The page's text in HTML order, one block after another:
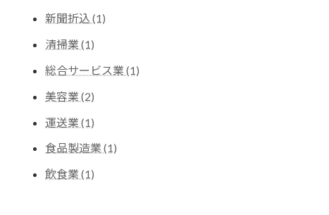
新聞折込 (1)
清掃業 (1)
総合サービス業 (1)
美容業 (2)
運送業 (1)
食品製造業 (1)
飲食業 (1)